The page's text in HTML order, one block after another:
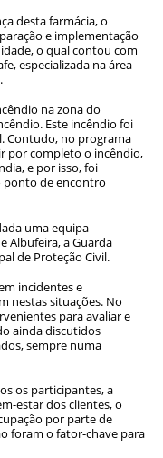
desta farmácia, o
e implementação
o qual contou com
especializada na área
na zona do
Este incêndio foi
Contudo, no programa
por completo o incêndio,
e por isso, foi
ponto de encontro
uma equipa
Albufeira, a Guarda
de Proteção Civil.
incidentes e
nestas situações. No
para avaliar e
ainda discutidos
sempre numa
os participantes, a
estar dos clientes, o
por parte de
foram o fator-chave para